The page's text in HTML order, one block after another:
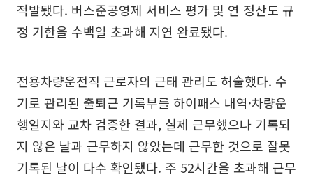
적발됐다. 버스준공영제 서비스 평가 및 연 정산도 규
정 기한을 수백일 초과해 지연 완료됐다.
전용차량운전직 근로자의 근태 관리도 허술했다. 수
기로 관리된 출퇴근 기록부를 하이패스 내역·차량운
행일지와 교차 검증한 결과, 실제 근무했으나 기록되
지 않은 날과 근무하지 않았는데 근무한 것으로 잘못
기록된 날이 다수 확인됐다. 주 52시간을 초과해 근무